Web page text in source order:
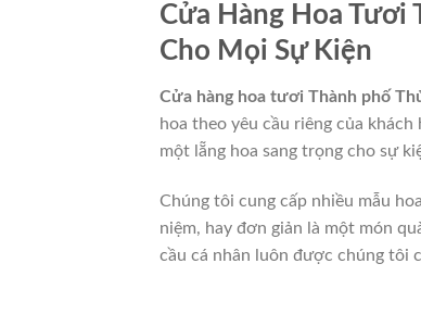
Cửa Hàng Hoa Tươi
Cho Mọi Sự Kiện
Cửa hàng hoa tươi Thành phố
hoa theo yêu cầu riêng của
một lẵng hoa sang trọng cho sự
Chúng tôi cung cấp nhiều mẫu
niệm, hay đơn giản là một món
cầu cá nhân luôn được chúng tôi